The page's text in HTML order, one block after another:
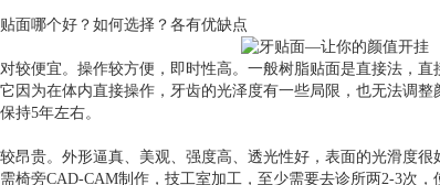
面哪个好？如何选择？各有优缺点
较便宜。操作较方便，即时性高。一般树脂贴面是直接法，
因为在体内直接操作，牙齿的光泽度有一些局限，也无法调
持5年左右。
昂贵。外形逼真、美观、强度高、透光性好，表面的光滑度
椅旁CAD-CAM制作，技工室加工，至少需要去诊所两2-3次，